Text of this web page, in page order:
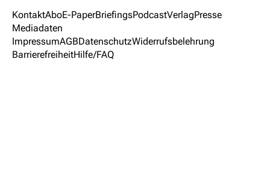
KontaktAboE-PaperBriefingsPodcastVerlagPresse
Mediadaten
ImpressumAGBDatenschutzWiderrufsbelehrung
BarrierefreiheitHilfe/FAQ